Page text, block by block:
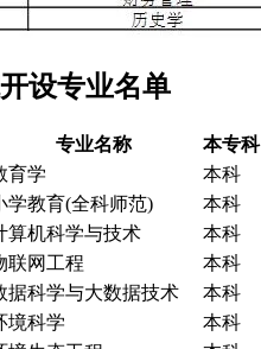
设专业名单
专业名称 本专科
育学
本科
学教育(全科师范)
本科
算机科学与技术
本科
联网工程
本科
据科学与大数据技术
本科
境科学
本科